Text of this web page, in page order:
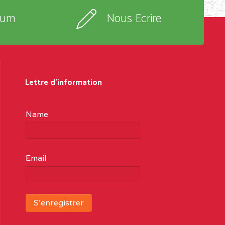
Nous Ecrire
Lettre d'information
Name
Email